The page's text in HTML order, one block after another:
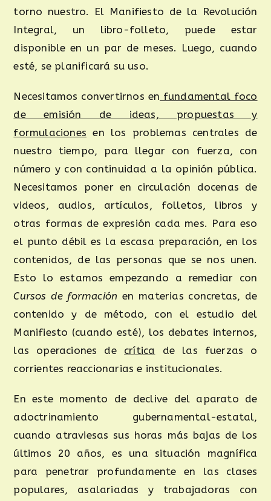
torno nuestro. El Manifiesto de la Revolución
Integral, un libro-folleto, puede estar
disponible en un par de meses. Luego, cuando
esté, se planificará su uso.
Necesitamos convertirnos en fundamental foco
de emisión de ideas, propuestas y
formulaciones en los problemas centrales de
nuestro tiempo, para llegar con fuerza, con
número y con continuidad a la opinión pública.
Necesitamos poner en circulación docenas de
videos, audios, artículos, folletos, libros y
otras formas de expresión cada mes. Para eso
el punto débil es la escasa preparación, en los
contenidos, de las personas que se nos unen.
Esto lo estamos empezando a remediar con
Cursos de formación en materias concretas, de
contenido y de método, con el estudio del
Manifiesto (cuando esté), los debates internos,
las operaciones de crítica de las fuerzas o
corrientes reaccionarias e institucionales.
En este momento de declive del aparato de
adoctrinamiento gubernamental-estatal,
cuando atraviesas sus horas más bajas de los
últimos 20 años, es una situación magnífica
para penetrar profundamente en las clases
populares, asalariadas y trabajadoras con